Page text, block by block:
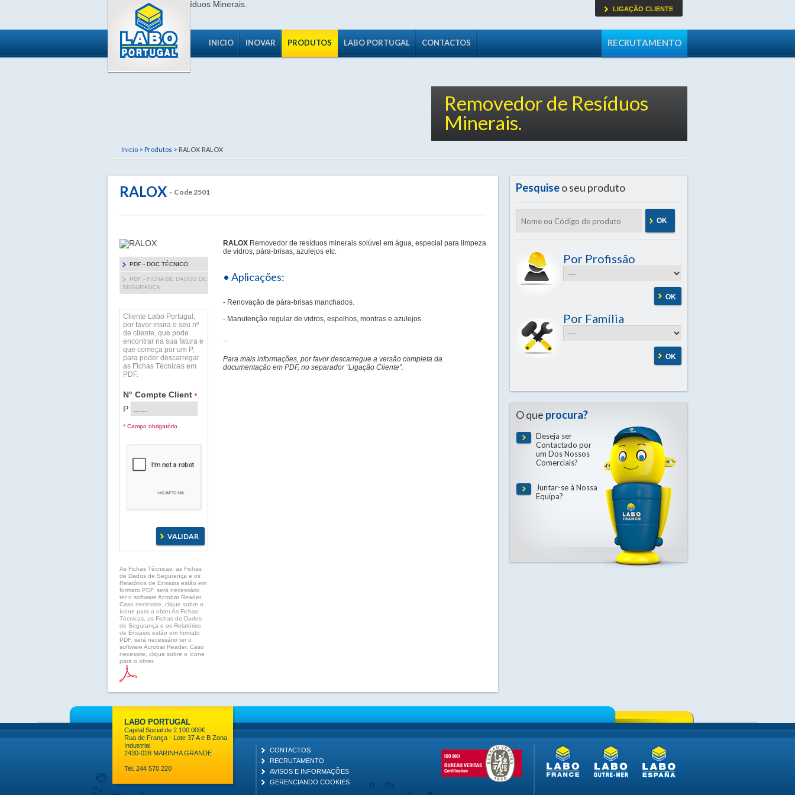
RECRUTAMENTO
INICIO INOVAR PRODUTOS LABO PORTUGAL CONTACTOS
LIGAÇÃO CLIENTE
Removedor de Resíduos
Minerais.
Inicio > Produtos > RALOX RALOX
RALOX · Code 2501
PDF - DOC TÉCNICO
PDF - FICHA DE DADOS DE
SEGURANÇA
Cliente Labo Portugal,
por favor insira o seu nº
de cliente, que pode
encontrar na sua fatura e
que começa por um P,
para poder descarregar
as Fichas Técnicas em
PDF.
N° Compte Client *
P
* Campo obrigatório
As Fichas Técnicas, as Fichas
de Dados de Segurança e os
Relatórios de Ensaios estão em
formato PDF, será necessário
ter o software Acrobat Reader.
Caso necessite, clique sobre o
ícone para o obter.As Fichas
Técnicas, as Fichas de Dados
de Segurança e os Relatórios
de Ensaios estão em formato
PDF, será necessário ter o
software Acrobat Reader. Caso
necessite, clique sobre o ícone
para o obter.
RALOX Removedor de resíduos minerais solúvel em água, especial para limpeza
de vidros, pára-brisas, azulejos etc.
• Aplicações:
- Renovação de pára-brisas manchados.
- Manutenção regular de vidros, espelhos, montras e azulejos.
...
Para mais informações, por favor descarregue a versão completa da
documentação em PDF, no separador “Ligação Cliente”.
Pesquiseo seu produto
OK
Por Profissão
OK
Por Família
OK
O que procura?
Deseja ser
Contactado por
um Dos Nossos
Comerciais?
Juntar-se à Nossa
Equipa?
LABO PORTUGAL
Capital Social de 2.100.000€
Rua de França - Lote 37 A e B Zona
Industrial
2430-028 MARINHA GRANDE
Tel. 244 570 220
CONTACTOS
RECRUTAMENTO
AVISOS E INFORMAÇÕES
GERENCIANDO COOKIES